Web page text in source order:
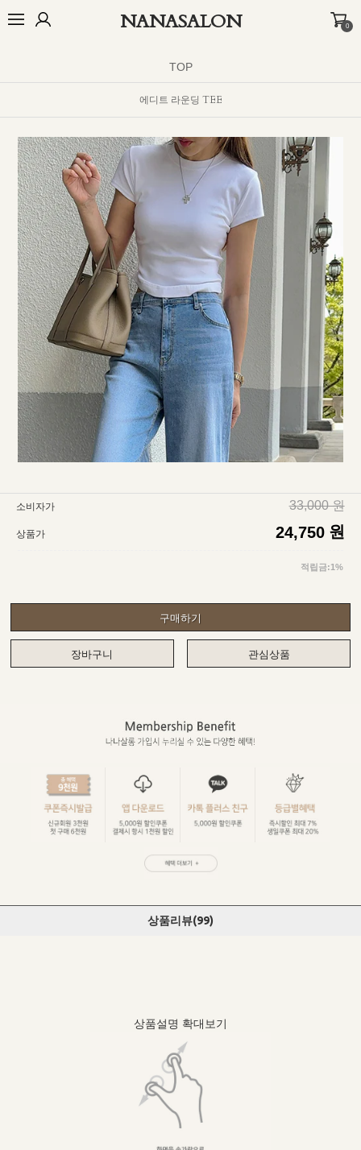
NANASALON 0
TOP
에디트 라운딩 TEE
소비자가 33,000 원
상품가 24,750 원
적립금:1%
구매하기
장바구니 관심상품
상품리뷰(99)
상품설명 확대보기